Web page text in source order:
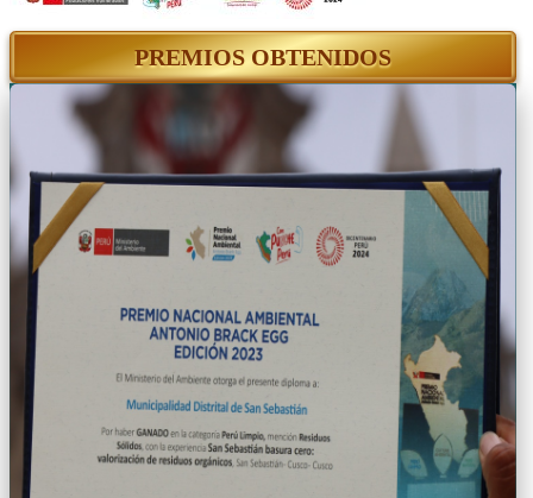
PREMIOS OBTENIDOS